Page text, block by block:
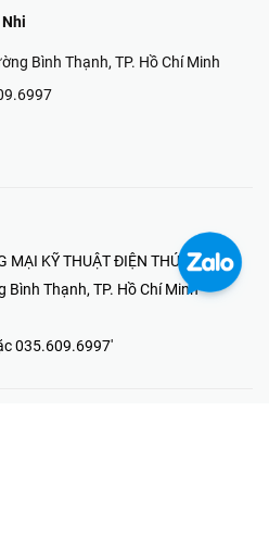
Bình Thạnh, TP. Hồ Chí Minh
MẠI KỸ THUẬT ĐIỆN THÚY NHI
Thạnh, TP. Hồ Chí Minh
035.609.6997'